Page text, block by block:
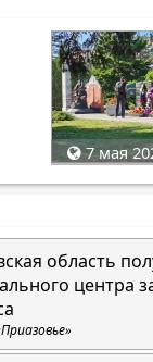
7 мая
область
центра